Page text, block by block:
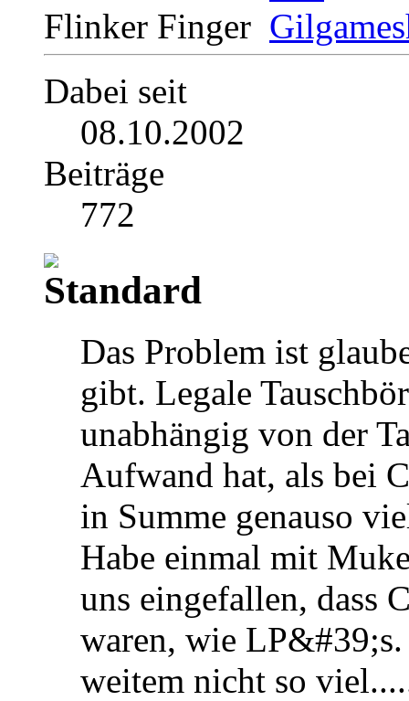
Flinker Finger
Dabei seit
08.10.2002
Beiträge
772
Das Problem ist
gibt. Legale
unabhängig von der
Aufwand hat, als bei
in Summe genauso
Habe einmal mit
uns eingefallen, dass
waren, wie LP&#39;s.
weitem nicht so